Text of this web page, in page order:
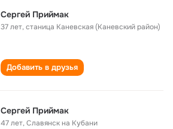
Сергей Приймак
37 лет,станица Каневская (Каневский район)
Добавить в друзья
Сергей Приймак
47 лет,Славянск на Кубани